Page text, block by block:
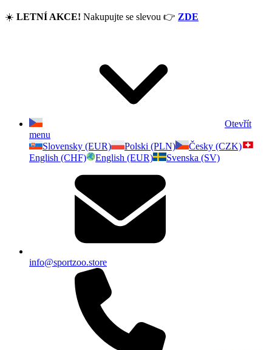
☀️ LETNÍ AKCE! Nakupujte se slevou 👉 ZDE
Otevřít
menu
Slovensky (EUR)
Polski (PLN)
Česky (CZK)
English (CHF)
English (EUR) Svenska (SV)
info@sportzoo.store